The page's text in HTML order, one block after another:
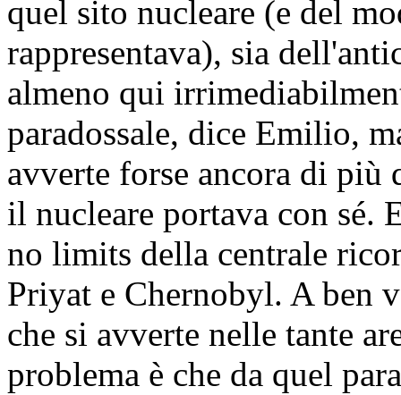
quel sito nucleare (e del
rappresentava), sia
almeno qui
paradossale, dice Emilio,
avverte forse ancora di
il nucleare portava con sé.
no limits della centrale
Priyat e Chernobyl. A ben
che si avverte nelle tante
problema è che da quel